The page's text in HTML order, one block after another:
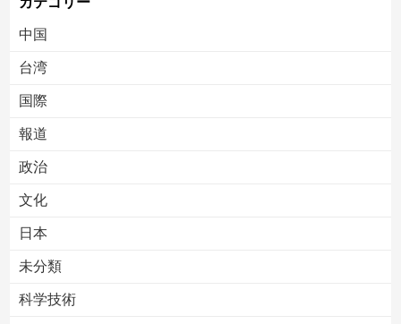
中国
台湾
国際
報道
政治
文化
日本
未分類
科学技術